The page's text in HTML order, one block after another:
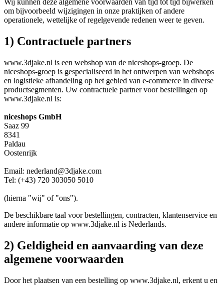
Wij kunnen deze algemene voorwaarden van tijd tot tijd bijwerken
om bijvoorbeeld wijzigingen in onze praktijken of andere
operationele, wettelijke of regelgevende redenen weer te geven.
1) Contractuele partners
www.3djake.nl is een webshop van de niceshops-groep. De
niceshops-groep is gespecialiseerd in het ontwerpen van webshops
en logistieke afhandeling op het gebied van e-commerce in diverse
productsegmenten. Uw contractuele partner voor bestellingen op
www.3djake.nl is:
niceshops GmbH
Saaz 99
8341
Paldau
Oostenrijk
Email: nederland@3djake.com
Tel: (+43) 720 303050 5010
(hierna "wij" of "ons").
De beschikbare taal voor bestellingen, contracten, klantenservice en
andere informatie op www.3djake.nl is Nederlands.
2) Geldigheid en aanvaarding van deze
algemene voorwaarden
Door het plaatsen van een bestelling op www.3djake.nl, erkent u en